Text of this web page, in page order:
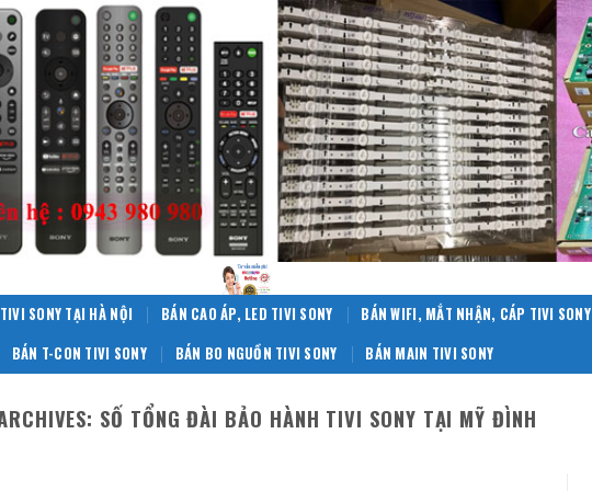
SONY TẠI HÀ NỘI BÁN CAO ÁP, LED TIVI SONY BÁN WIFI, MẮT NHẬN, CÁP TIVI SONY
BÁN T-CON TIVI SONY
BÁN BO NGUỒN TIVI SONY BÁN MAIN TIVI SONY
SỐ TỔNG ĐÀI BẢO HÀNH TIVI SONY TẠI MỸ ĐÌNH